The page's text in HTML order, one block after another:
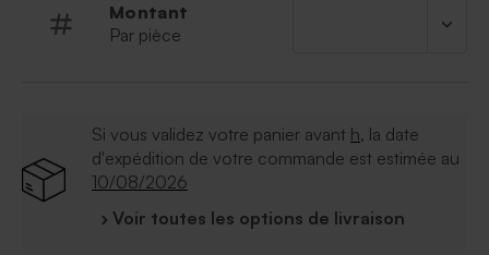
sucre et de colorants. Confectionnées par la
confiserie De Bock
E903, E904 ; Colorants: E150a
* Contient ou peut contenir : traces de noix, soja et lait
* Pas de gélatine de porc
Montant
Par pièce
Si vous validez votre panier avant h, la date
d'expédition de votre commande est estimée au
10/08/2026
› Voir toutes les options de livraison